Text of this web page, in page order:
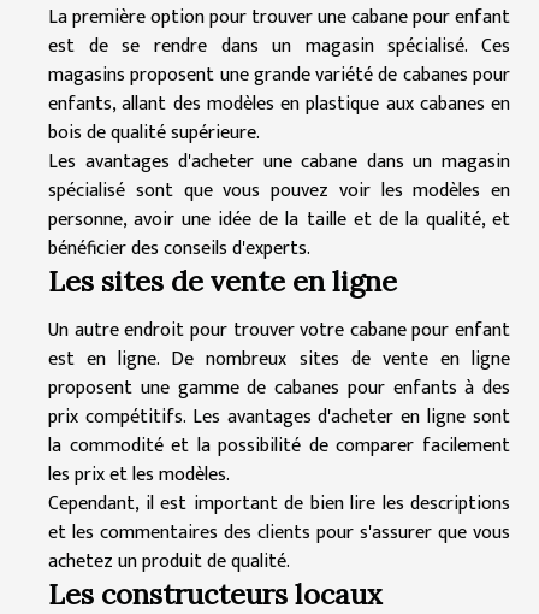
La première option pour trouver une cabane pour enfant
est de se rendre dans un magasin spécialisé. Ces
magasins proposent une grande variété de cabanes pour
enfants, allant des modèles en plastique aux cabanes en
bois de qualité supérieure.
Les avantages d'acheter une cabane dans un magasin
spécialisé sont que vous pouvez voir les modèles en
personne, avoir une idée de la taille et de la qualité, et
bénéficier des conseils d'experts.
Les sites de vente en ligne
Un autre endroit pour trouver votre cabane pour enfant
est en ligne. De nombreux sites de vente en ligne
proposent une gamme de cabanes pour enfants à des
prix compétitifs. Les avantages d'acheter en ligne sont
la commodité et la possibilité de comparer facilement
les prix et les modèles.
Cependant, il est important de bien lire les descriptions
et les commentaires des clients pour s'assurer que vous
achetez un produit de qualité.
Les constructeurs locaux